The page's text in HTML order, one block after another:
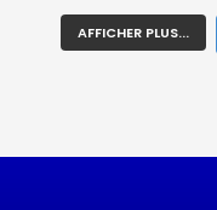
AFFICHER PLUS...